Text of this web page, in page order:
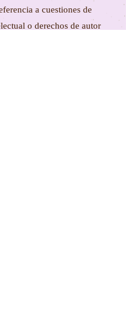
a cuestiones de
o derechos de autor